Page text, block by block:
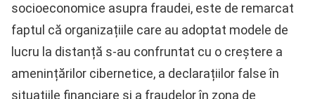
socioeconomice asupra fraudei, este de remarcat
faptul că organizațiile care au adoptat modele de
lucru la distanță s-au confruntat cu o creștere a
amenințărilor cibernetice, a declarațiilor false în
situațiile financiare și a fraudelor în zona de